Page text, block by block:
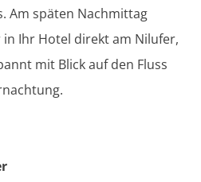
Am späten Nachmittag
Ihr Hotel direkt am Nilufer,
mit Blick auf den Fluss